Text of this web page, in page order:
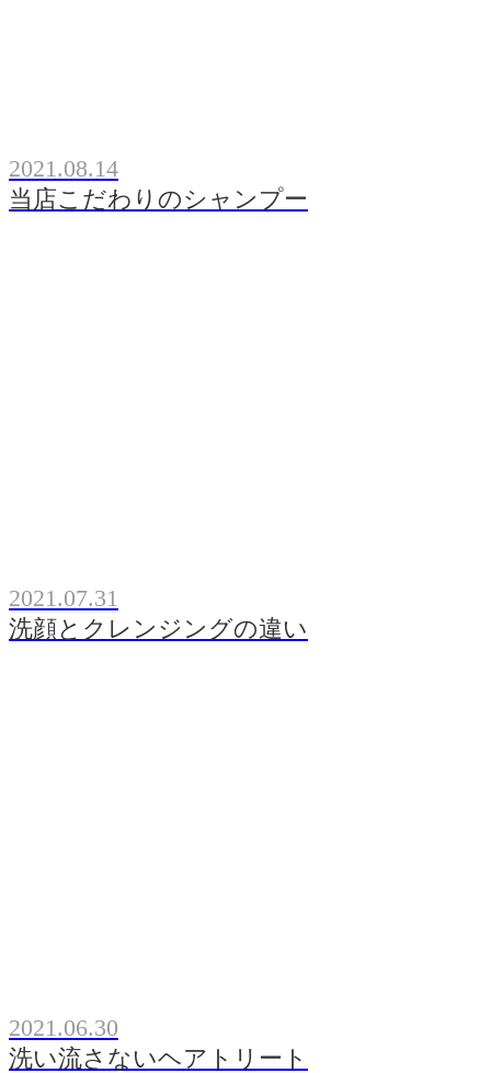
2021.08.14
当店こだわりのシャンプー
2021.07.31
洗顔とクレンジングの違い
2021.06.30
洗い流さないヘアトリート